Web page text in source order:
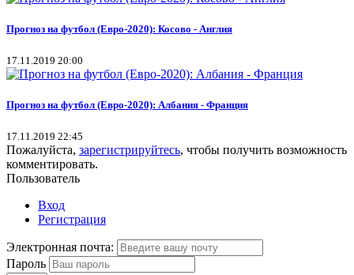
Прогноз на футбол (Евро-2020): Косово - Англия
17.11.2019 20:00
Прогноз на футбол (Евро-2020): Албания - Франция
17.11.2019 22:45
Пожалуйста, зарегистрируйтесь, чтобы получить возможность
комментировать.
Пользователь
Вход
Регистрация
Электронная почта:
Пароль